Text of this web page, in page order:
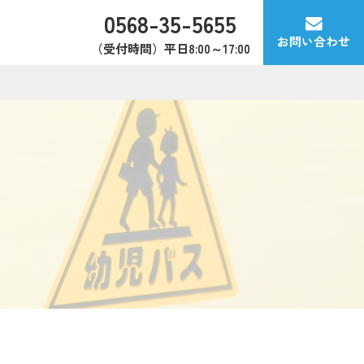
0568-35-5655
（受付時間）平日8:00～17:00 お問い合わせ